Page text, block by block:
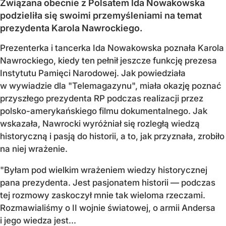
Związana obecnie z Polsatem Ida Nowakowska
podzieliła się swoimi przemyśleniami na temat
prezydenta Karola Nawrockiego.
Prezenterka i tancerka Ida Nowakowska poznała Karola
Nawrockiego, kiedy ten pełnił jeszcze funkcję prezesa
Instytutu Pamięci Narodowej. Jak powiedziała
w wywiadzie dla "Telemagazynu", miała okazję poznać
przyszłego prezydenta RP podczas realizacji przez
polsko-amerykańskiego filmu dokumentalnego. Jak
wskazała, Nawrocki wyróżniał się rozległą wiedzą
historyczną i pasją do historii, a to, jak przyznała, zrobiło
na niej wrażenie.
"Byłam pod wielkim wrażeniem wiedzy historycznej
pana prezydenta. Jest pasjonatem historii — podczas
tej rozmowy zaskoczył mnie tak wieloma rzeczami.
Rozmawialiśmy o II wojnie światowej, o armii Andersa
i jego wiedza jest...